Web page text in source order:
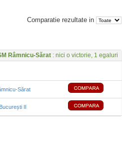
Comparatie rezultate in
Râmnicu-Sărat : nici o victorie, 1 egaluri
Sărat
II